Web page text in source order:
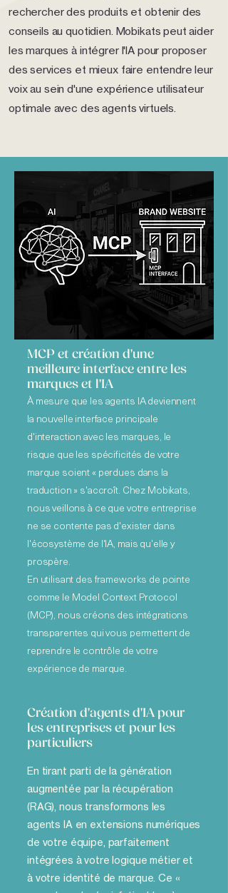
rechercher des produits et obtenir des
conseils au quotidien. Mobikats peut aider
les marques à intégrer l'IA pour proposer
des services et mieux faire entendre leur
voix au sein d'une expérience utilisateur
optimale avec des agents virtuels.
MCP et création d'une
meilleure interface entre les
marques et l'IA
À mesure que les agents IA deviennent
la nouvelle interface principale
d'interaction avec les marques, le
risque que les spécificités de votre
marque soient « perdues dans la
traduction » s'accroît. Chez Mobikats,
nous veillons à ce que votre entreprise
ne se contente pas d'exister dans
l'écosystème de l'IA, mais qu'elle y
prospère.
En utilisant des frameworks de pointe
comme le Model Context Protocol
(MCP), nous créons des intégrations
transparentes qui vous permettent de
reprendre le contrôle de votre
expérience de marque.
Création d'agents d'IA pour
les entreprises et pour les
particuliers
En tirant parti de la génération
augmentée par la récupération
(RAG), nous transformons les
agents IA en extensions numériques
de votre équipe, parfaitement
intégrées à votre logique métier et
à votre identité de marque. Ce «